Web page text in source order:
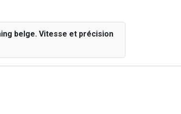
belge. Vitesse et précision